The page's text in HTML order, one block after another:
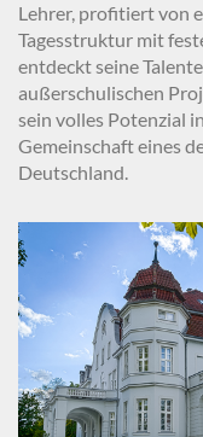
Lehrer, profitiert von
Tagesstruktur mit
entdeckt seine
außerschulischen
sein volles Potenzial
Gemeinschaft eines
Deutschland.